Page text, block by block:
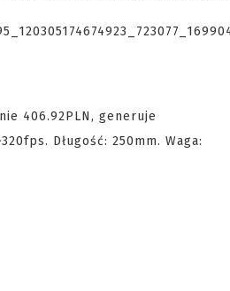
406.92PLN, generuje
Długość: 250mm. Waga: